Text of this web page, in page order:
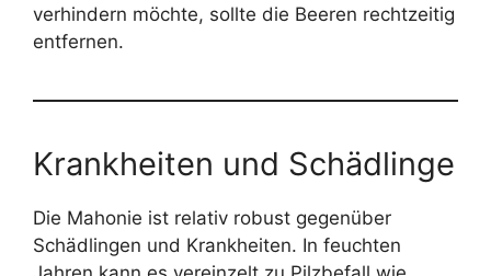
verhindern möchte, sollte die Beeren rechtzeitig
entfernen.
Krankheiten und Schädlinge
Die Mahonie ist relativ robust gegenüber
Schädlingen und Krankheiten. In feuchten